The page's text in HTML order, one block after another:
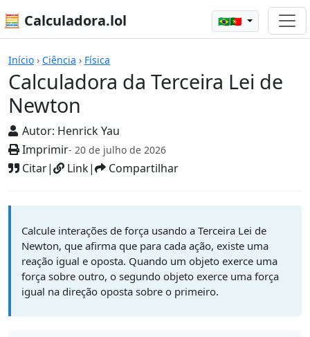
🧮 Calculadora.lol 🇧🇷🇵🇹
Início › Ciência › Física
Calculadora da Terceira Lei de
Newton
Autor: Henrick Yau
Imprimir- 20 de julho de 2026
Citar| Link| Compartilhar
Calculadoras
Calcule interações de força usando a Terceira Lei de
Newton, que afirma que para cada ação, existe uma
reação igual e oposta. Quando um objeto exerce uma
força sobre outro, o segundo objeto exerce uma força
igual na direção oposta sobre o primeiro.